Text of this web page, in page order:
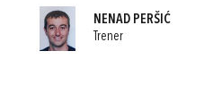
NENAD PERŠIĆ
Trener